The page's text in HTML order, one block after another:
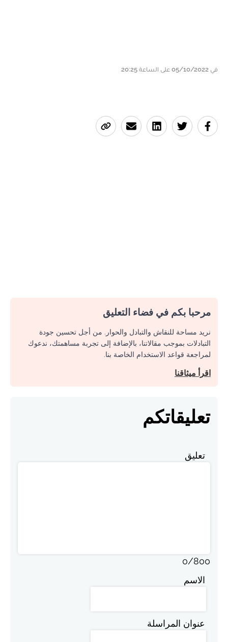
في 05/10/2022 على الساعة 20:25
مرحبا بكم في فضاء التعليق
نريد مساحة للنقاش والتبادل والحوار. من أجل تحسين جودة
التبادلات بموجب مقالاتنا، بالإضافة إلى تجربة مساهمتك، ندعوك
لمراجعة قواعد الاستخدام الخاصة بنا.
اقرأ ميثاقنا
تعليقاتكم
تعليق
0/800
الاسم
عنوان المراسلة